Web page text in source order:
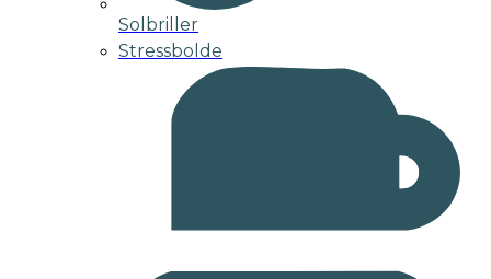
Solbriller
Stressbolde